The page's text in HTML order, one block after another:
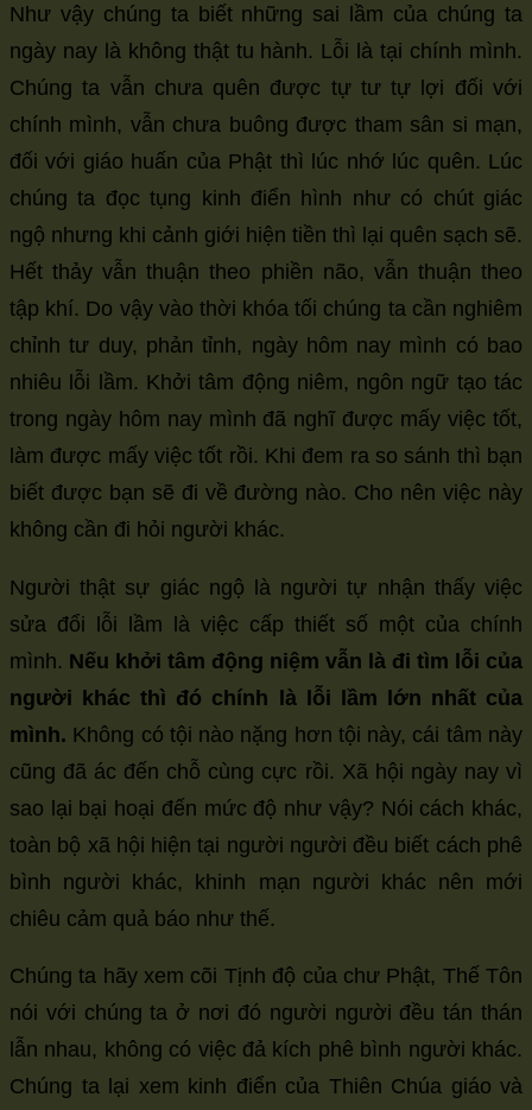
Như vậy chúng ta biết những sai lầm của chúng ta
ngày nay là không thật tu hành. Lỗi là tại chính mình.
Chúng ta vẫn chưa quên được tự tư tự lợi đối với
chính mình, vẫn chưa buông được tham sân si mạn,
đối với giáo huấn của Phật thì lúc nhớ lúc quên. Lúc
chúng ta đọc tụng kinh điển hình như có chút giác
ngộ nhưng khi cảnh giới hiện tiền thì lại quên sạch sẽ.
Hết thảy vẫn thuận theo phiền não, vẫn thuận theo
tập khí. Do vậy vào thời khóa tối chúng ta cần nghiêm
chỉnh tư duy, phản tỉnh, ngày hôm nay mình có bao
nhiêu lỗi lầm. Khởi tâm động niêm, ngôn ngữ tạo tác
trong ngày hôm nay mình đã nghĩ được mấy việc tốt,
làm được mấy việc tốt rồi. Khi đem ra so sánh thì bạn
biết được bạn sẽ đi về đường nào. Cho nên việc này
không cần đi hỏi người khác.
Người thật sự giác ngộ là người tự nhận thấy việc
sửa đổi lỗi lầm là việc cấp thiết số một của chính
mình. Nếu khởi tâm động niệm vẫn là đi tìm lỗi của
người khác thì đó chính là lỗi lầm lớn nhất của
mình. Không có tội nào nặng hơn tội này, cái tâm này
cũng đã ác đến chỗ cùng cực rồi. Xã hội ngày nay vì
sao lại bại hoại đến mức độ như vậy? Nói cách khác,
toàn bộ xã hội hiện tại người người đều biết cách phê
bình người khác, khinh mạn người khác nên mới
chiêu cảm quả báo như thế.
Chúng ta hãy xem cõi Tịnh độ của chư Phật, Thế Tôn
nói với chúng ta ở nơi đó người người đều tán thán
lẫn nhau, không có việc đả kích phê bình người khác.
Chúng ta lại xem kinh điển của Thiên Chúa giáo và